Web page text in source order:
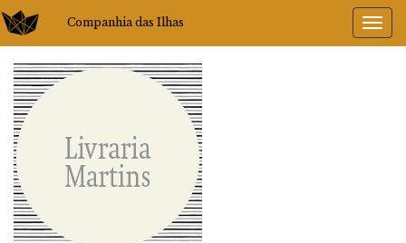
Companhia das Ilhas